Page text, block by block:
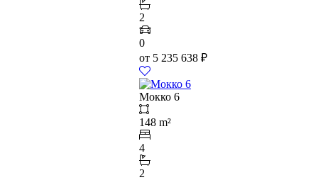
2
0
от 5 235 638 ₽
Мокко 6
148 m²
4
2